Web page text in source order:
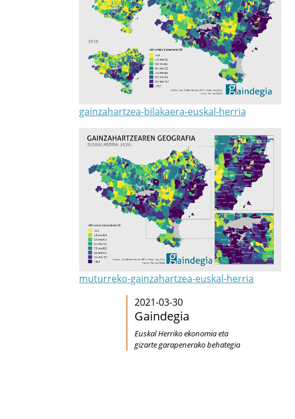
gainzahartzea-bilakaera-euskal-herria
muturreko-gainzahartzea-euskal-herria
2021-03-30
Gaindegia
Euskal Herriko ekonomia eta
gizarte garapenerako behategia